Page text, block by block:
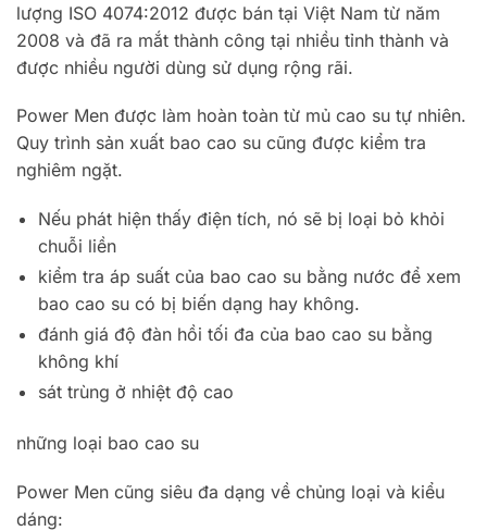
lượng ISO 4074:2012 được bán tại Việt Nam từ năm
2008 và đã ra mắt thành công tại nhiều tỉnh thành và
được nhiều người dùng sử dụng rộng rãi.
Power Men được làm hoàn toàn từ mủ cao su tự nhiên.
Quy trình sản xuất bao cao su cũng được kiểm tra
nghiêm ngặt.
Nếu phát hiện thấy điện tích, nó sẽ bị loại bỏ khỏi
chuỗi liền
kiểm tra áp suất của bao cao su bằng nước để xem
bao cao su có bị biến dạng hay không.
đánh giá độ đàn hồi tối đa của bao cao su bằng
không khí
sát trùng ở nhiệt độ cao
những loại bao cao su
Power Men cũng siêu đa dạng về chủng loại và kiểu
dáng: